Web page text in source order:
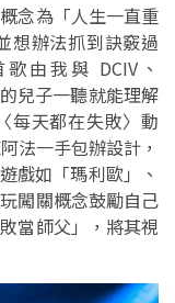
念為「人生一直重
想辦法抓到訣竅過
由我與 DCIV、
兒子一聽就能理解
每天都在失敗〉動
法一手包辦設計，
戲如「瑪利歐」、
闖關概念鼓勵自己
當師父」，將其視